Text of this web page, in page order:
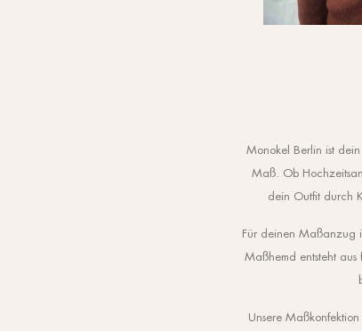
Monokel Berlin ist
Maß. Ob
dein Outfit durch
Für deinen Maßanzug
Maßhemd entsteht
Unsere